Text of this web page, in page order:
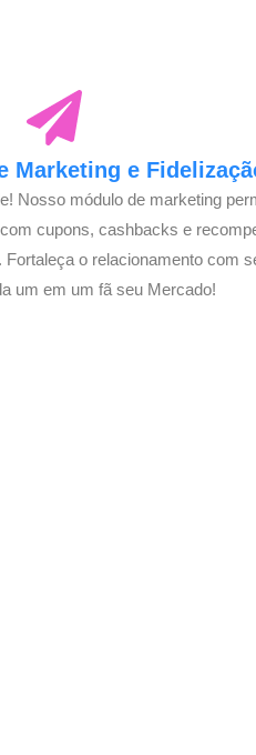
Marketing e
Nosso módulo de marketing
cupons, cashbacks e
o relacionamento com
um em um fã seu Mercado!